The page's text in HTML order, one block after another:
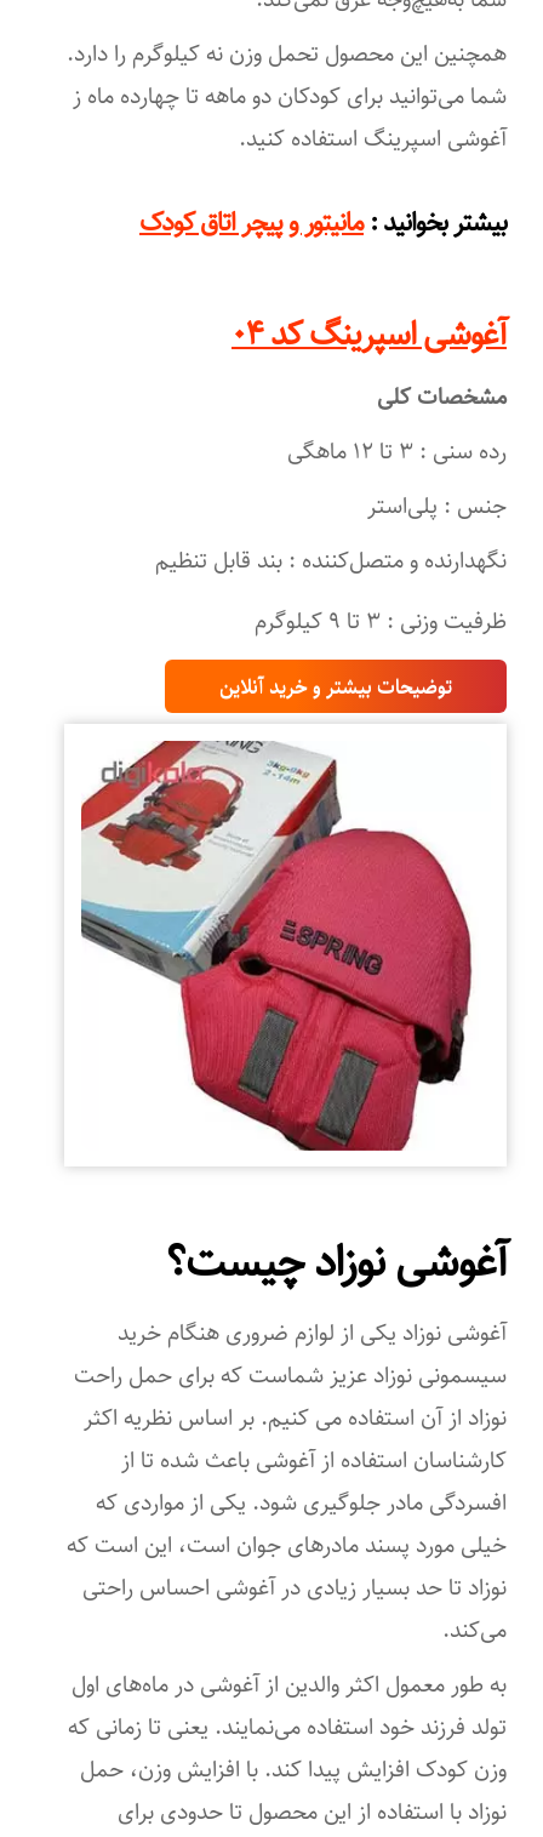
همچنین این محصول تحمل وزن نه کیلوگرم را دارد.
شما می‌توانید برای کودکان دو ماهه تا چهارده ماه ز
آغوشی اسپرینگ استفاده کنید.
بیشتر بخوانید: مانیتور و پیچر اتاق کودک
آغوشی اسپرینگ کد ۰۴
مشخصات کلی
رده سنی : ۳ تا ۱۲ ماهگی
جنس : پلی‌استر
نگهدارنده و متصل‌کننده : بند قابل تنظیم
ظرفیت وزنی : ۳ تا ۹ کیلوگرم
توضیحات بیشتر و خرید آنلاین
آغوشی نوزاد چیست؟
آغوشی نوزاد یکی از لوازم ضروری هنگام خرید
سیسمونی نوزاد عزیز شماست که برای حمل راحت
نوزاد از آن استفاده می کنیم. بر اساس نظریه اکثر
کارشناسان استفاده از آغوشی باعث شده تا از
افسردگی مادر جلوگیری شود. یکی از مواردی که
خیلی مورد پسند مادرهای جوان است، این است که
نوزاد تا حد بسیار زیادی در آغوشی احساس راحتی
می‌کند.
به ‌طور معمول اکثر والدین از آغوشی در ماه‌های اول
تولد فرزند خود استفاده می‌نمایند. یعنی تا زمانی‌ که
وزن کودک افزایش پیدا کند. با افزایش وزن، حمل
نوزاد با استفاده از این محصول تا حدودی برای